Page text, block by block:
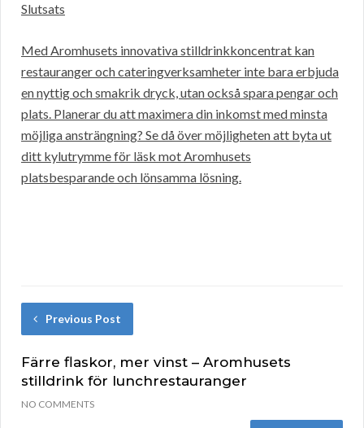
Slutsats
Med Aromhusets innovativa stilldrinkkoncentrat kan
restauranger och cateringverksamheter inte bara erbjuda
en nyttig och smakrik dryck, utan också spara pengar och
plats. Planerar du att maximera din inkomst med minsta
möjliga ansträngning? Se då över möjligheten att byta ut
ditt kylutrymme för läsk mot Aromhusets
platsbesparande och lönsamma lösning.
Previous Post
Färre flaskor, mer vinst – Aromhusets
stilldrink för lunchrestauranger
NO COMMENTS